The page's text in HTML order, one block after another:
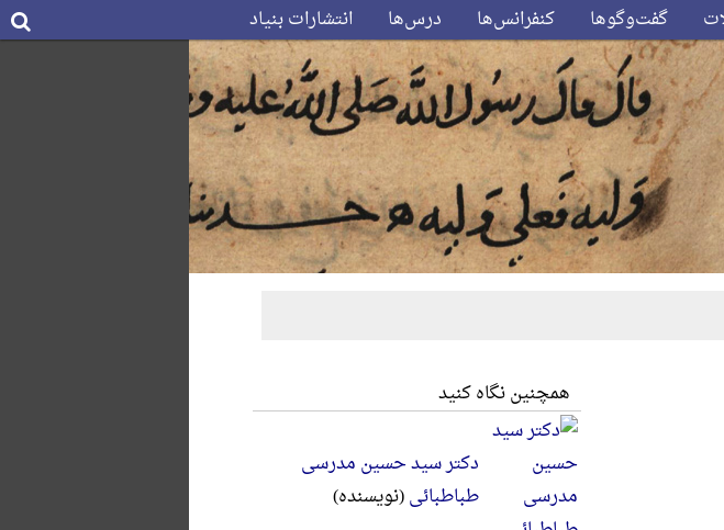
گفت‌وگوها کنفرانس‌ها درس‌ها انتشارات بنیاد
همچنین نگاه کنید
دکتر سید حسین مدرسی
طباطبائی(نویسنده)